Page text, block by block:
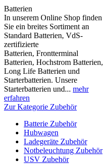
Batterien
In unserem Online Shop finden
Sie ein breites Sortiment an
Standard Batterien, VdS-
zertifizierte
Batterien, Frontterminal
Batterien, Hochstrom Batterien,
Long Life Batterien und
Starterbatterien. Unsere
Starterbatterien und... mehr
erfahren
Zur Kategorie Zubehör
Batterie Zubehör
Hubwagen
Ladegeräte Zubehör
Notbeleuchtung Zubehör
USV Zubehör